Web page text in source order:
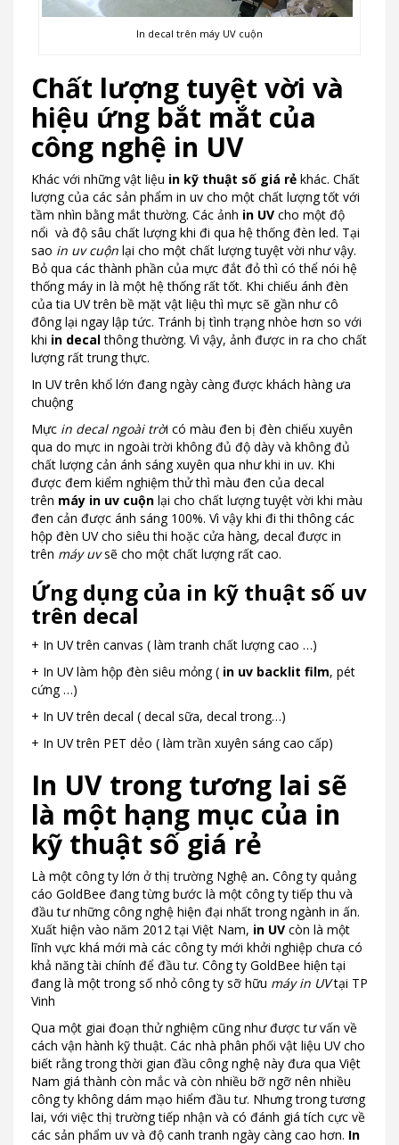
In decal trên máy UV cuộn
Chất lượng tuyệt vời và
hiệu ứng bắt mắt của
công nghệ in UV
Khác với những vật liệu in kỹ thuật số giá rẻ khác. Chất
lượng của các sản phẩm in uv cho một chất lượng tốt với
tầm nhìn bằng mắt thường. Các ảnh in UV cho một độ
nổi và độ sâu chất lượng khi đi qua hệ thống đèn led. Tại
sao in uv cuộn lại cho một chất lượng tuyệt vời như vậy.
Bỏ qua các thành phần của mực đắt đỏ thì có thể nói hệ
thống máy in là một hệ thống rất tốt. Khi chiếu ánh đèn
của tia UV trên bề mặt vật liệu thì mực sẽ gần như cô
đông lại ngay lập tức. Tránh bị tình trạng nhòe hơn so với
khi in decalthông thường. Vì vậy, ảnh được in ra cho chất
lượng rất trung thực.
In UV trên khổ lớn đang ngày càng được khách hàng ưa
chuộng
Mực in decal ngoài trời có màu đen bị đèn chiếu xuyên
qua do mực in ngoài trời không đủ độ dày và không đủ
chất lượng cản ánh sáng xuyên qua như khi in uv. Khi
được đem kiểm nghiệm thử thì màu đen của decal
trên máy in uv cuộn lại cho chất lượng tuyệt vời khi màu
đen cản được ánh sáng 100%. Vì vậy khi đi thi thông các
hộp đèn UV cho siêu thi hoặc cửa hàng, decal được in
trên máy uvsẽ cho một chất lượng rất cao.
Ứng dụng của in kỹ thuật số uv
trên decal
+ In UV trên canvas ( làm tranh chất lượng cao …)
+ In UV làm hộp đèn siêu mỏng ( in uv backlit film, pét
cứng …)
+ In UV trên decal ( decal sữa, decal trong…)
+ In UV trên PET dẻo ( làm trần xuyên sáng cao cấp)
In UV trong tương lai sẽ
là một hạng mục của in
kỹ thuật số giá rẻ
Là một công ty lớn ở thị trường Nghệ an. Công ty quảng
cáo GoldBee đang từng bước là một công ty tiếp thu và
đầu tư những công nghệ hiện đại nhất trong ngành in ấn.
Xuất hiện vào năm 2012 tại Việt Nam, in UV còn là một
lĩnh vực khá mới mà các công ty mới khởi nghiệp chưa có
khả năng tài chính để đầu tư. Công ty GoldBee hiện tại
đang là một trong số nhỏ công ty sỡ hữu máy in UVtại TP
Vinh
Qua một giai đoạn thử nghiệm cũng như được tư vấn về
cách vận hành kỹ thuật. Các nhà phân phối vật liệu UV cho
biết rằng trong thời gian đầu công nghệ này đưa qua Việt
Nam giá thành còn mắc và còn nhiều bỡ ngỡ nên nhiều
công ty không dám mạo hiểm đầu tư. Nhưng trong tương
lai, với việc thị trường tiếp nhận và có đánh giá tích cực về
các sản phẩm uv và độ canh tranh ngày càng cao hơn. In